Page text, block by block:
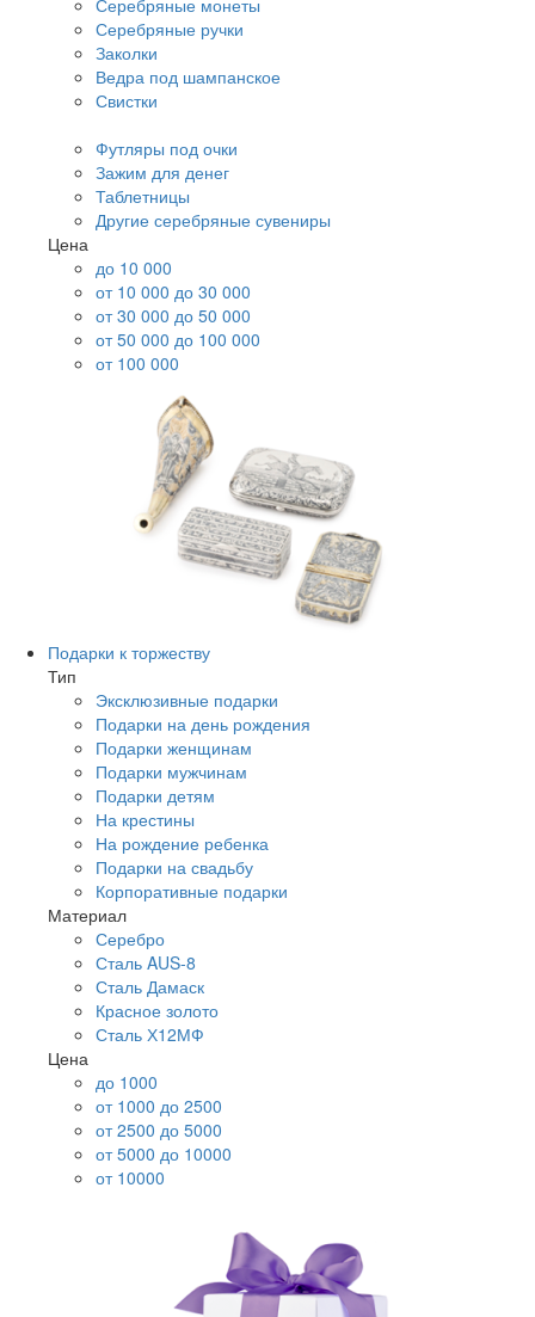
Серебряные монеты
Серебряные ручки
Заколки
Ведра под шампанское
Свистки
Футляры под очки
Зажим для денег
Таблетницы
Другие серебряные сувениры
Цена
до 10 000
от 10 000 до 30 000
от 30 000 до 50 000
от 50 000 до 100 000
от 100 000
Подарки к торжеству
Тип
Эксклюзивные подарки
Подарки на день рождения
Подарки женщинам
Подарки мужчинам
Подарки детям
На крестины
На рождение ребенка
Подарки на свадьбу
Корпоративные подарки
Материал
Серебро
Сталь AUS-8
Сталь Дамаск
Красное золото
Сталь Х12МФ
Цена
до 1000
от 1000 до 2500
от 2500 до 5000
от 5000 до 10000
от 10000